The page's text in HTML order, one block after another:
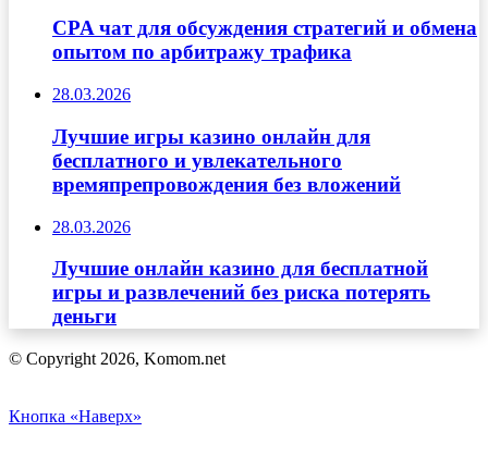
CPA чат для обсуждения стратегий и обмена
опытом по арбитражу трафика
28.03.2026
Лучшие игры казино онлайн для
бесплатного и увлекательного
времяпрепровождения без вложений
28.03.2026
Лучшие онлайн казино для бесплатной
игры и развлечений без риска потерять
деньги
© Copyright 2026, Komom.net
Кнопка «Наверх»